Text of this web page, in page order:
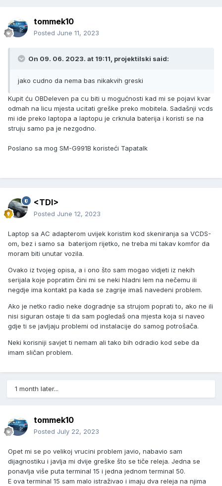
tommek10
Posted June 11, 2023
On 09. 06. 2023. at 19:11, projektilski said:
jako cudno da nema bas nikakvih greski
Kupit ću OBDeleven pa cu biti u mogućnosti kad mi se pojavi kvar
odmah na licu mjesta ucitati greške preko mobitela. Sadašnji vcds
mi ide preko laptopa a laptopu je crknula baterija i koristi se na
struju samo pa je nezgodno.
Poslano sa mog SM-G991B koristeći Tapatalk
<TDI>
Posted June 12, 2023
Laptop sa AC adapterom uvijek koristim kod skeniranja sa VCDS-
om, bez i samo sa baterijom rijetko, ne treba mi takav komfor da
moram biti unutar vozila.
Ovako iz tvojeg opisa, a i ono što sam mogao vidjeti iz nekih
serijala koje popratim čini mi se neki hladni lem na nečemu ili
negdje ima kontakt pa kada se zagrije imaš navedeni problem.
Ako je netko radio neke dogradnje sa strujom poprati to, ako ne ili
nisi siguran ostaje ti da sam pogledaš ona mjesta koja si naveo
gdje ti se javljaju problemi od instalacije do samog potrošača.
Neki korisniji savjet ti nemam ali tako bih odradio kod sebe da
imam sličan problem.
1 month later...
tommek10
Posted July 22, 2023
Opet mi se po velikoj vrucini problem javio, nabavio sam
dijagnostiku i javlja mi dvije greške što se tiče releja. Jedna se
ponavlja više puta terminal 15 i jedna jednom terminal 50.
E ova terminal 15 sam malo istraživao i imaju dva releja na njima